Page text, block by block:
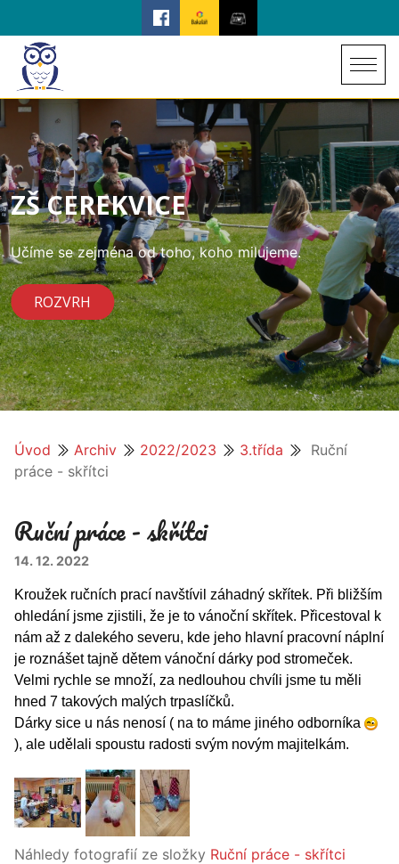
ZŠ CEREKVICE
Učíme se zejména od toho, koho milujeme.
ROZVRH
Úvod Archiv 2022/2023 3.třída
Ruční
práce - skřítci
Ruční práce - skřítci
14. 12. 2022
Kroužek ručních prací navštívil záhadný skřítek. Při bližším
ohledání jsme zjistili, že je to vánoční skřítek. Přicestoval k
nám až z dalekého severu, kde jeho hlavní pracovní náplní
je roznášet tajně dětem vánoční dárky pod stromeček.
Velmi rychle se množí, za nedlouhou chvíli jsme tu měli
hned 7 takových malých trpaslíčků.
Dárky sice u nás nenosí ( na to máme jiného odborníka
), ale udělali spoustu radosti svým novým majitelkám.
Náhledy fotografií ze složky Ruční práce - skřítci